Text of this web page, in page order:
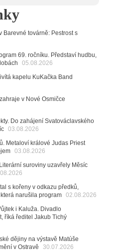
života ostravské kapely
Judas Priest se blíží. Zbývá
mistrovství
zaplatí už jen pomocí čipů
nové EP Plamen VIDEO
Ostravan: Od minulého
scény zahraje ve
Barevné továrně: Pestrost s
69. ročníku. Představí hudbu,
05.08.2026
kapelu KuKačka Band
v Nové Osmičce
Do zahájení Svatováclavského
03.08.2026
Metaloví králové Judas Priest
03.08.2026
suroviny uzavřely Měsíc
s kořeny v odkazu předků,
narušila program 02.08.2026
i Kaluža. Divadlo
říká ředitel Jakub Tichý
dějiny na výstavě Matúše
v Ostravě
30.07.2026